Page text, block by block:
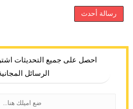
رسالة أحدث
احصل على جميع التحديثات
الرسائل